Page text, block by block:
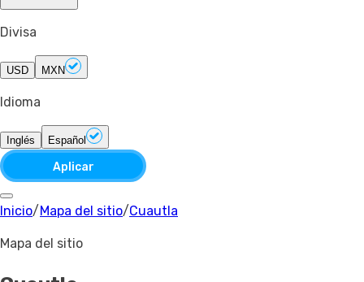
Divisa
USD MXN
Idioma
Inglés Español
Aplicar
Inicio/ Mapa del sitio/Cuautla
Mapa del sitio